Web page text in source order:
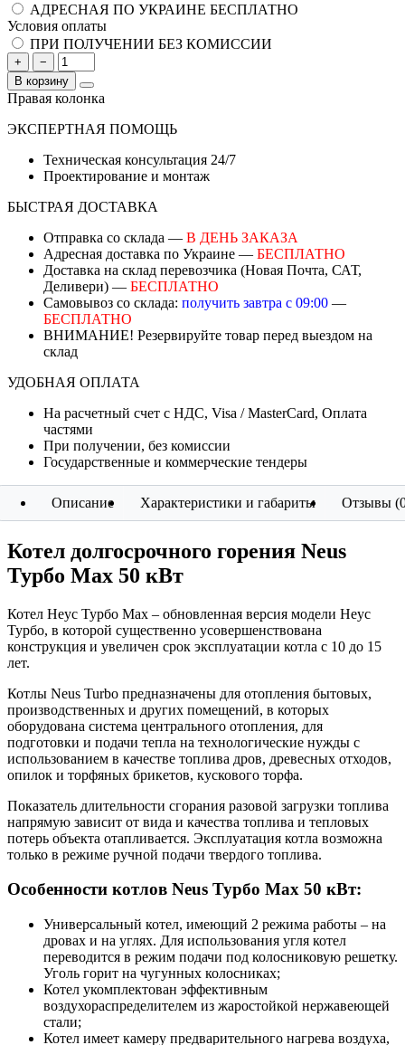
АДРЕСНАЯ ПО УКРАИНЕ БЕСПЛАТНО
Условия оплаты
ПРИ ПОЛУЧЕНИИ БЕЗ КОМИССИИ
+
−
В корзину
Правая колонка
ЭКСПЕРТНАЯ ПОМОЩЬ
Техническая консультация 24/7
Проектирование и монтаж
БЫСТРАЯ ДОСТАВКА
Отправка со склада — В ДЕНЬ ЗАКАЗА
Адресная доставка по Украине — БЕСПЛАТНО
Доставка на склад перевозчика (Новая Почта, САТ,
Деливери) — БЕСПЛАТНО
Самовывоз со склада: получить завтра с 09:00 —
БЕСПЛАТНО
ВНИМАНИЕ! Резервируйте товар перед выездом на
склад
УДОБНАЯ ОПЛАТА
На расчетный счет с НДС, Visa / MasterCard, Оплата
частями
При получении, без комиссии
Государственные и коммерческие тендеры
Описание Характеристики и габариты Отзывы
Котел долгосрочного горения Neus
Турбо Max 50 кВт
Котел Неус Турбо Max – обновленная версия модели Неус
Турбо, в которой существенно усовершенствована
конструкция и увеличен срок эксплуатации котла с 10 до 15
лет.
Котлы Neus Turbo предназначены для отопления бытовых,
производственных и других помещений, в которых
оборудована система центрального отопления, для
подготовки и подачи тепла на технологические нужды с
использованием в качестве топлива дров, древесных отходов,
опилок и торфяных брикетов, кускового торфа.
Показатель длительности сгорания разовой загрузки топлива
напрямую зависит от вида и качества топлива и тепловых
потерь объекта отапливается. Эксплуатация котла возможна
только в режиме ручной подачи твердого топлива.
Особенности котлов Neus Турбо Max 50 кВт:
Универсальный котел, имеющий 2 режима работы – на
дровах и на углях. Для использования угля котел
переводится в режим подачи под колосниковую решетку.
Уголь горит на чугунных колосниках;
Котел укомплектован эффективным
воздухораспределителем из жаростойкой нержавеющей
стали;
Котел имеет камеру предварительного нагрева воздуха,